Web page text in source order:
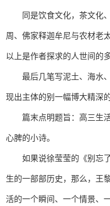
同是饮食文化，茶文化、
周、佛家释迦牟尼与农材老
以上是作者探求的人世间的
最后几笔写泥土、海水、
现出主体的别一幅博大精深
篇末点明题旨：高三生活
心脾的小诗。
如果说徐莹莹的《别忘了
生的一部部历史，那么，王
活的一个瞬间、一个情景、